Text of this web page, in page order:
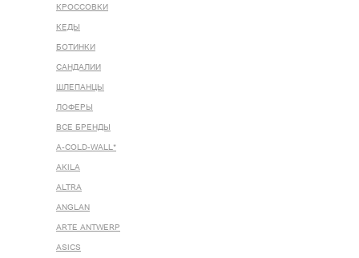
КРОССОВКИ
КЕДЫ
БОТИНКИ
САНДАЛИИ
ШЛЕПАНЦЫ
ЛОФЕРЫ
ВСЕ БРЕНДЫ
A-COLD-WALL*
AKILA
ALTRA
ANGLAN
ARTE ANTWERP
ASICS